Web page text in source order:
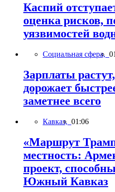
Каспий
оценка рисков,
уязвимостей
Социальная сфера,
Зарплаты
дорожает
заметнее всего
Кавказ, 01:06
«Маршрут
местность:
проект,
Южный Кавказ